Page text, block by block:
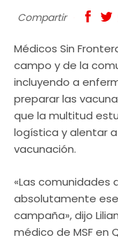
Compartir
Médicos Sin
campo y de la
incluyendo a
preparar las
que la multitud
logística y alentar
vacunación.
«Las comunidades
absolutamente
campaña», dijo
médico de MSF en